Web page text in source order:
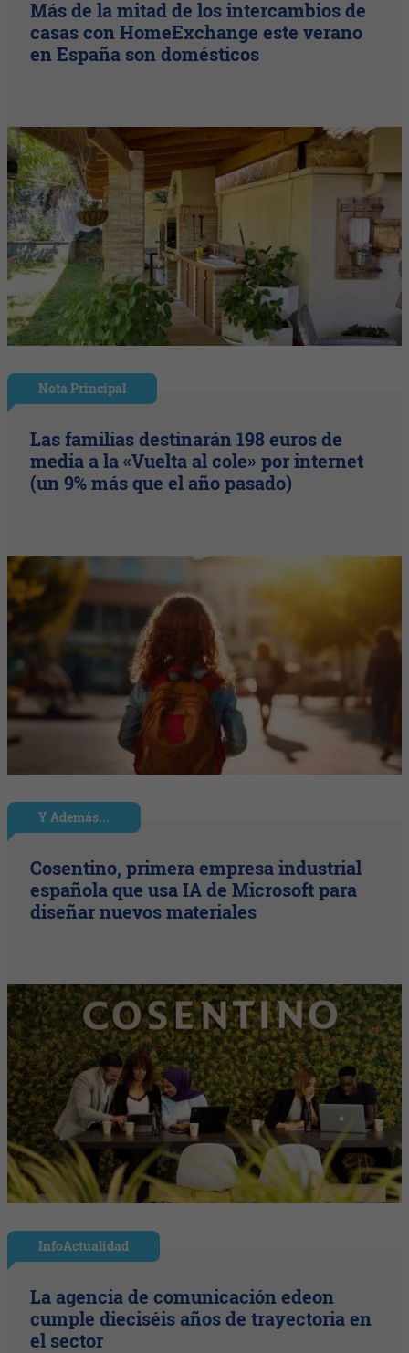
Más de la mitad de los intercambios de
casas con HomeExchange este verano
en España son domésticos
Nota Principal
Las familias destinarán 198 euros de
media a la «Vuelta al cole» por internet
(un 9% más que el año pasado)
Y Además...
Cosentino, primera empresa industrial
española que usa IA de Microsoft para
diseñar nuevos materiales
InfoActualidad
La agencia de comunicación edeon
cumple dieciséis años de trayectoria en
el sector